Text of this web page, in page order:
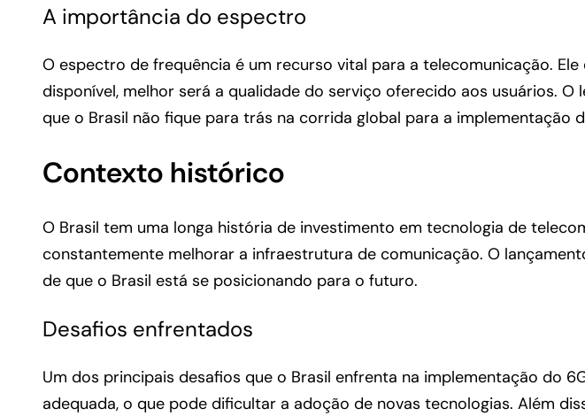
A importância do espectro
O espectro de frequência é um recurso vital para a telecomunicação.
disponível, melhor será a qualidade do serviço oferecido aos usuários.
que o Brasil não fique para trás na corrida global para a implementação
Contexto histórico
O Brasil tem uma longa história de investimento em tecnologia de
constantemente melhorar a infraestrutura de comunicação. O
de que o Brasil está se posicionando para o futuro.
Desafios enfrentados
Um dos principais desafios que o Brasil enfrenta na implementação do
adequada, o que pode dificultar a adoção de novas tecnologias. Além